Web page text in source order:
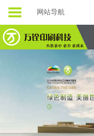
网站导航